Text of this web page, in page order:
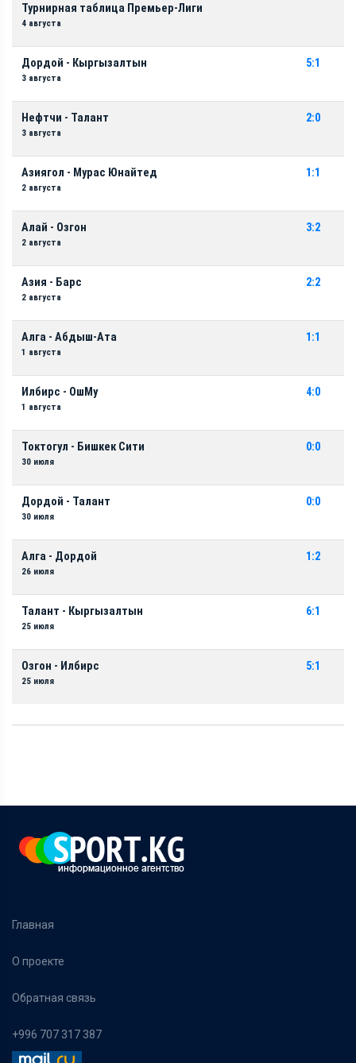
Турнирная таблица Премьер-Лиги
4 августа
Дордой - Кыргызалтын
3 августа
5:1
Нефтчи - Талант
3 августа
2:0
Азиягол - Мурас Юнайтед
2 августа
1:1
Алай - Озгон
2 августа
3:2
Азия - Барс
2 августа
2:2
Алга - Абдыш-Ата
1 августа
1:1
Илбирс - ОшМу
1 августа
4:0
Токтогул - Бишкек Сити
30 июля
0:0
Дордой - Талант
30 июля
0:0
Алга - Дордой
26 июля
1:2
Талант - Кыргызалтын
25 июля
6:1
Озгон - Илбирс
25 июля
5:1
Главная
О проекте
Обратная связь
+996 707 317 387